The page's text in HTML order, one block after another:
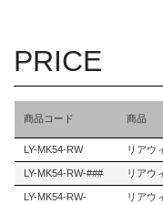
PRICE
商品コード 商品
LY-MK54-RW リアウ
LY-MK54-RW-### リアウ
LY-MK54-RW-
リアウ